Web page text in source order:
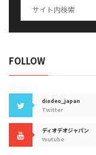
FOLLOW
diodeo_japan
Twitter
ディオデオジャパン
Youtube